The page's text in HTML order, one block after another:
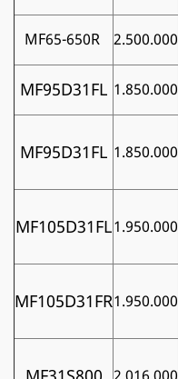
MF65-650R 2.500.000
MF95D31FL 1.850.000
MF95D31FL 1.850.000
MF105D31FL1.950.000
MF105D31FR1.950.000
2.016.000